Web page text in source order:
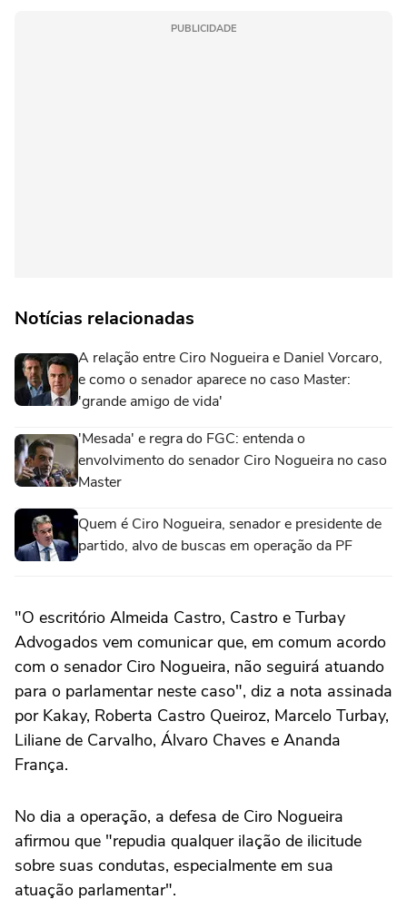
PUBLICIDADE
Notícias relacionadas
A relação entre Ciro Nogueira e Daniel Vorcaro,
e como o senador aparece no caso Master:
'grande amigo de vida'
'Mesada' e regra do FGC: entenda o
envolvimento do senador Ciro Nogueira no caso
Master
Quem é Ciro Nogueira, senador e presidente de
partido, alvo de buscas em operação da PF
"O escritório Almeida Castro, Castro e Turbay
Advogados vem comunicar que, em comum acordo
com o senador Ciro Nogueira, não seguirá atuando
para o parlamentar neste caso", diz a nota assinada
por Kakay, Roberta Castro Queiroz, Marcelo Turbay,
Liliane de Carvalho, Álvaro Chaves e Ananda
França.
No dia a operação, a defesa de Ciro Nogueira
afirmou que "repudia qualquer ilação de ilicitude
sobre suas condutas, especialmente em sua
atuação parlamentar".